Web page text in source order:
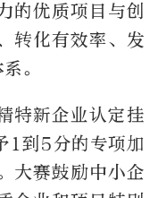
的优质项目与创
转化有效率、发
。
特新企业认定挂
1到5分的专项加
大赛鼓励中小企